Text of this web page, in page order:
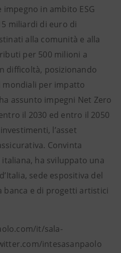
impegno in ambito ESG
miliardi di euro di
alla comunità e alla
per 500 milioni a
difficoltà, posizionando
mondiali per impatto
assunto impegni Net Zero
il 2030 ed entro il 2050
l’asset
Convinta
ha sviluppato una
sede espositiva del
e di progetti artistici
it/sala-
intesasanpaolo